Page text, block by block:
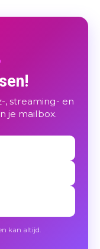
, streaming- en
je mailbox.
kan altijd.